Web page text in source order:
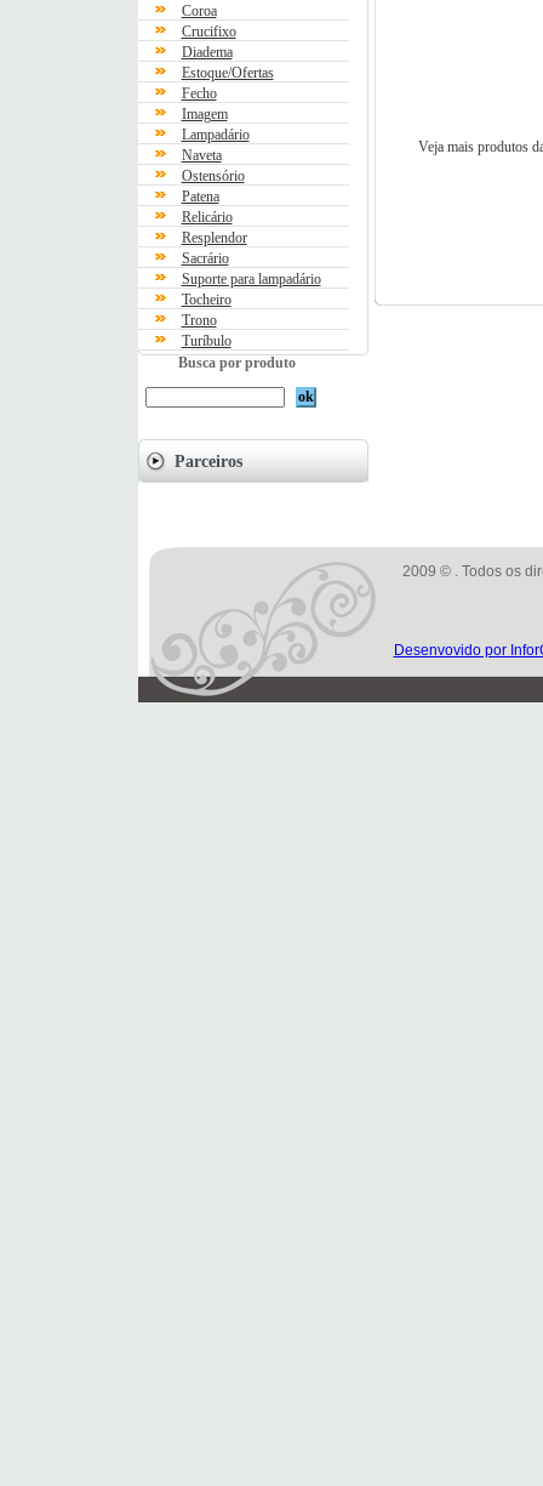
Coroa
Crucifixo
Diadema
Estoque/Ofertas
Fecho
Imagem
Lampadário
Naveta
Ostensório
Patena
Relicário
Resplendor
Sacrário
Suporte para lampadário
Tocheiro
Trono
Turíbulo
Busca por produto
Parceiros
Veja mais produtos
2009 © . Todos os
Desenvovido por